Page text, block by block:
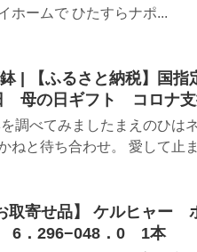
ホームで ひたすらナポ...
| 【ふるさと納税】国
の日ギフト コロナ支
調べてみましたまえのひは
ねと待ち合わせ。 愛して止
取寄せ品】 ケルヒャ
．296−048．0 1本